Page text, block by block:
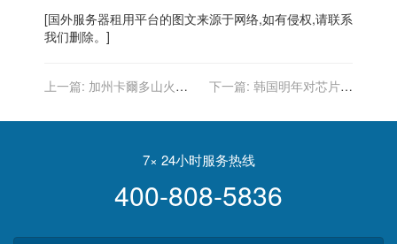
[国外服务器租用平台的图文来源于网络,如有侵权,请联系
我们删除。]
上一篇: 加州卡爾多山火燒
下一篇: 韩国明年对芯片、
43%，达 6.3 万亿韩元
7× 24小时服务热线
400-808-5836